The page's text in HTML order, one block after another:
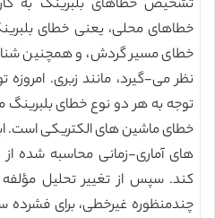
تشخیص خطاهای بلبرینگ به
خطاهای محلی، یعنی خطای
خطای مسیر گردش، و همچنین
نظر می-گیرد، مانند زبری.
توجه به هر دو نوع خطای
خطای ماشین های الکتریکی است.
های آماری-زمانی محاسبه شده
کند. سپس از تغییر تحلیل
چندمنظوره غیرخطی، برای